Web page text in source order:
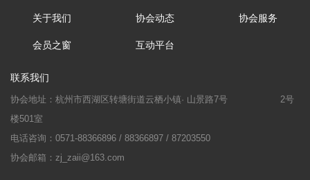
关于我们 协会动态 协会服务
会员之窗 互动平台
联系我们
协会地址：杭州市西湖区转塘街道云栖小镇· 山景路7号
2号
楼501室
电话咨询：0571-88366896 / 88366897 / 87203550
协会邮箱：zj_zaii@163.com